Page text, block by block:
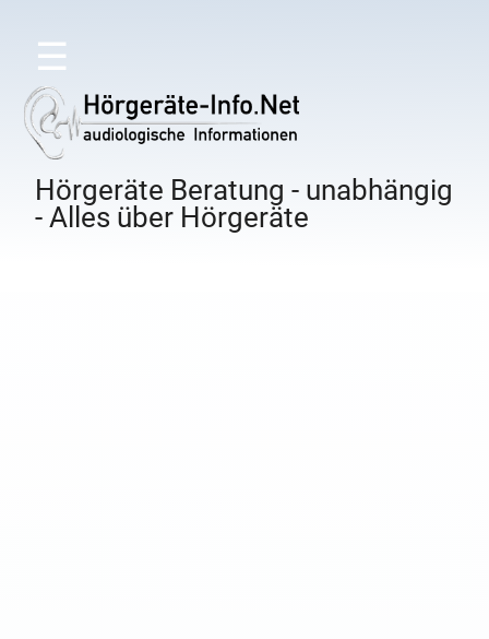
☰
Hörgeräte Beratung - unabhängig
- Alles über Hörgeräte